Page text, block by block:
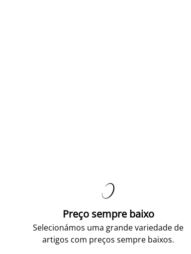

Preço sempre baixo
Selecionámos uma grande variedade de
artigos com preços sempre baixos.